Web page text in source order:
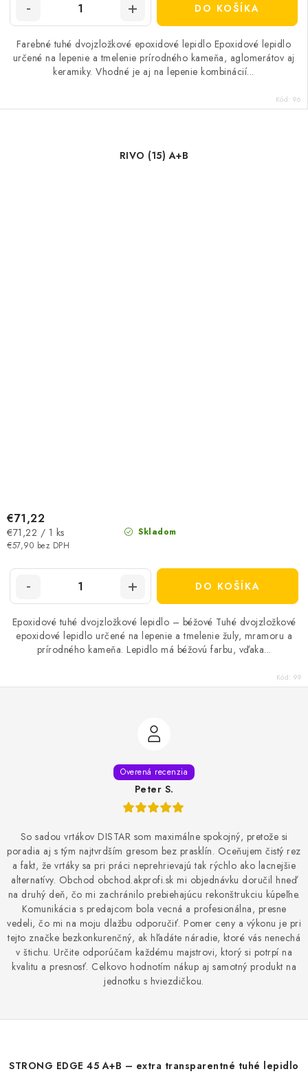
DO KOŠÍKA
Farebné tuhé dvojzložkové epoxidové lepidlo Epoxidové lepidlo
určené na lepenie a tmelenie prírodného kameňa, aglomerátov aj
keramiky. Vhodné je aj na lepenie kombinácií...
Kód: 96
RIVO (15) A+B
Skladom
€57,90 bez DPH
€71,22
Jednotková
cena:
€71,22 / 1 ks
DO KOŠÍKA
Epoxidové tuhé dvojzložkové lepidlo – béžové Tuhé dvojzložkové
epoxidové lepidlo určené na lepenie a tmelenie žuly, mramoru a
prírodného kameňa. Lepidlo má béžovú farbu, vďaka...
Kód: 99
Peter S.
So sadou vrtákov DISTAR som maximálne spokojný, pretože si
poradia aj s tým najtvrdším gresom bez prasklín. Oceňujem čistý rez
a fakt, že vrtáky sa pri práci neprehrievajú tak rýchlo ako lacnejšie
alternatívy. Obchod obchod.akprofi.sk mi objednávku doručil hneď
na druhý deň, čo mi zachránilo prebiehajúcu rekonštrukciu kúpeľne.
Komunikácia s predajcom bola vecná a profesionálna, presne
vedeli, čo mi na moju dlažbu odporučiť. Pomer ceny a výkonu je pri
tejto značke bezkonkurenčný, ak hľadáte náradie, ktoré vás nenechá
v štichu. Určite odporúčam každému majstrovi, ktorý si potrpí na
kvalitu a presnosť. Celkovo hodnotím nákup aj samotný produkt na
jednotku s hviezdičkou.
STRONG EDGE 45 A+B – extra transparentné tuhé lepidlo